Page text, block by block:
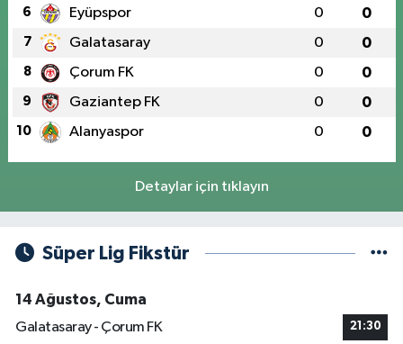
6 Eyüpspor 0 0
7 Galatasaray 0 0
8 Çorum FK 0 0
9 Gaziantep FK 0 0
10 Alanyaspor 0 0
Detaylar için tıklayın
Süper Lig Fikstür
14 Ağustos, Cuma
Galatasaray - Çorum FK
21:30